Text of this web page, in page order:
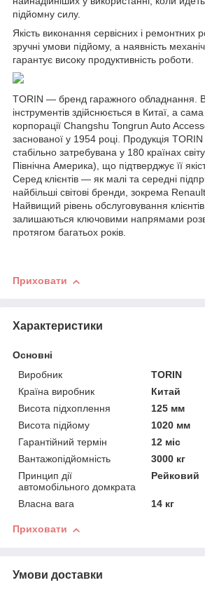
підйомну силу.
Якість виконання сервісних і ремонтних
зручні умови підйому, а наявність
гарантує високу продуктивність роботи.
TORIN — бренд гаражного обладнання.
інструментів здійснюється в Китаї, а
корпорації Changshu Tongrun Auto
заснованої у 1954 році. Продукція
стабільно затребувана у 180 країнах
Північна Америка), що підтверджує її
Серед клієнтів — як малі та середні
найбільші світові бренди, зокрема
Найвищий рівень обслуговування клієнтів
залишаються ключовими напрямами
протягом багатьох років.
Приховати
Характеристики
Основні
Виробник
TORIN
Країна виробник
Китай
Висота підхоплення
125 мм
Висота підйому
1020 мм
Гарантійний термін
12 міс
Вантажопідйомність
3000 кг
Принцип дії
автомобільного домкрата
Рейковий
Власна вага 14 кг
Приховати
Умови доставки